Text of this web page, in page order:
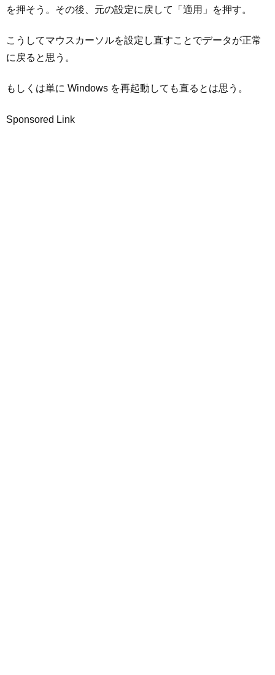
を押そう。その後、元の設定に戻して「適用」を押す。
こうしてマウスカーソルを設定し直すことでデータが正常
に戻ると思う。
もしくは単に Windows を再起動しても直るとは思う。
Sponsored Link